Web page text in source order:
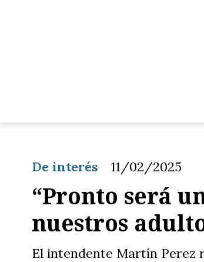
“Pronto será
nuestros
El intendente Martín Perez
De interés 11/02/2025